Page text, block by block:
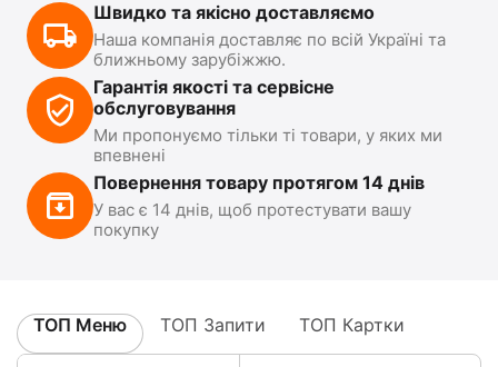
Швидко та якісно доставляємо
Наша компанія доставляє по всій Україні та
ближньому зарубіжжю.
Гарантія якості та сервісне
обслуговування
Ми пропонуємо тільки ті товари, у яких ми
впевнені
Повернення товару протягом 14 днів
У вас є 14 днів, щоб протестувати вашу
покупку
ТОП Меню ТОП Запити ТОП Картки